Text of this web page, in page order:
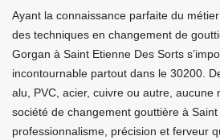
Ayant la connaissance parfaite du
des techniques en changement de
Gorgan à Saint Etienne Des Sorts
incontournable partout dans le 30200.
alu, PVC, acier, cuivre ou autre, aucune
société de changement gouttière à
professionnalisme, précision et ferveur